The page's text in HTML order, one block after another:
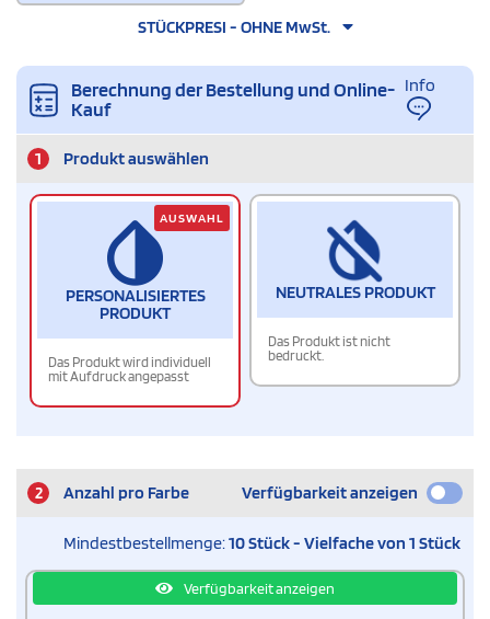
STÜCKPRESI - OHNE MwSt.
Berechnung der Bestellung und Online-
Kauf
Info
1 Produkt auswählen
PERSONALISIERTES
PRODUKT
Das Produkt wird individuell
mit Aufdruck angepasst
AUSWAHL
NEUTRALES PRODUKT
Das Produkt ist nicht
bedruckt.
2 Anzahl pro Farbe Verfügbarkeit anzeigen
Mindestbestellmenge:10 Stück - Vielfache von 1 Stück
Verfügbarkeit anzeigen